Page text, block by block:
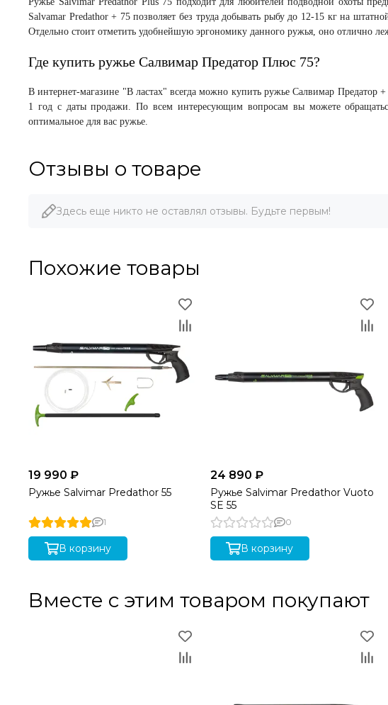
Salvamar Predathor + 75 позволяет без труда добывать рыбу до 12-15 кг на
Отдельно стоит отметить удобнейшую эргономику данного ружья, оно отлично
Где купить ружье Салвимар Предатор Плюс 75?
В интернет-магазине "В ластах" всегда можно купить ружье Салвимар Предатор
1 год с даты продажи. По всем интересующим вопросам вы можете
оптимальное для вас ружье.
Отзывы о товаре
Здесь еще никто не оставлял отзывы. Будьте первым!
Похожие товары
19 990 ₽
Ружье Salvimar Predathor 55
1
В корзину
24 890 ₽
Ружье Salvimar Predathor Vuoto
SE 55
0
В корзину
Вместе с этим товаром покупают